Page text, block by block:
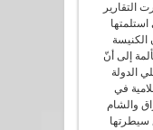
التقارير
استلمتها
الكنيسة
إلى أنّ
الدولة
في
والشام
سيطرتها